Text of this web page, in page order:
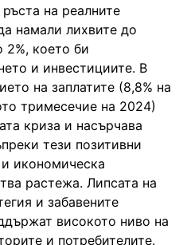
на реалните
намали лихвите до
2%, което би
и инвестициите. В
на заплатите (8,8% на
тримесечие на 2024)
криза и насърчава
тези позитивни
икономическа
растежа. Липсата на
и забавените
високото ниво на
и потребителите.